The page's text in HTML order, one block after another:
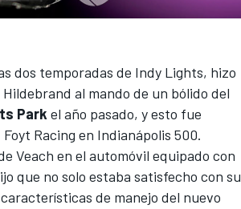
dos temporadas de Indy Lights, hizo
al mando de un bólido del
Park el año pasado, y esto fue
Racing en Indianápolis 500.
Veach en el automóvil equipado con
que no solo estaba satisfecho con su
de manejo del nuevo